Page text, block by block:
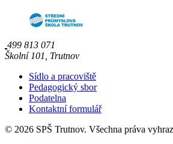
499 813 071
Školní 101, Trutnov
Sídlo a pracoviště
Pedagogický sbor
Podatelna
Kontaktní formulář
© 2026 SPŠ Trutnov. Všechna práva